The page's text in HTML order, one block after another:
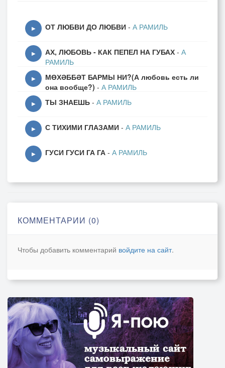
▶ ОТ ЛЮБВИ ДО ЛЮБВИ - А РАМИЛЬ
▶ АХ, ЛЮБОВЬ - КАК ПЕПЕЛ НА ГУБАХ - А
РАМИЛЬ
▶
МӨХӘББӘТ БАРМЫ НИ?(А любовь есть ли
она вообще?) - А РАМИЛЬ
▶ ТЫ ЗНАЕШЬ - А РАМИЛЬ
▶ С ТИХИМИ ГЛАЗАМИ - А РАМИЛЬ
▶ ГУСИ ГУСИ ГА ГА - А РАМИЛЬ
КОММЕНТАРИИ (0)
Чтобы добавить комментарий войдите на сайт.